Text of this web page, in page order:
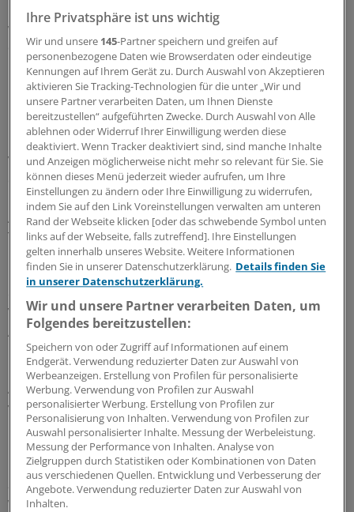
prozentuale Abstände zu diesem Einstiegssgehalt. Das
wurde im Tarifvertrag aus 2013 so festgelegt. So beträgt
der prozentuale Sprung zur Tätigkeitsgruppe II 7,5
Prozent, der zur Tätigkeitsgruppe V immerhin 30
Prozent und zur Tätigkeitsgruppe VI 50 Prozent.
Die Tarifgespräche wurden nun auf den 13. April vertagt.
Carmen Gandila, Ressortleiterin Tarifpolitik und
Vizepräsidentin beim VmF, ist optimistisch, dass man
dann zu einer Einigung kommt. Der Verband sei der AAA
bereits um einiges entgegen gekommen. Das neue
Angebot stehe bei 6,5 Prozent plus auf die
Tätigkeitsgruppe I in allen Berufsjahren.
Das entspricht laut Gandila beim Einstiegsgehalt dann
Verhandlungsbereitschaft signalisiert.Bei der
Altersvorsorge zeigt sich die AAA offenÄhnliches ist von
Rosemarie Bristrup zu hören. Der VmF hatte nämlich
ursprünglich außerdem eine Erhöhung des
Arbeitgeberzuschusses zur betrieblichen Altersvorsorge
von 15 Euro monatlich für Vollzeitbeschäftigte gefordert.
Beim Thema Altersvorsorge sei man durchaus offen.
Hier leisten die Praxischefs aber auch schon einiges: Seit
2011 zahlten sie 66 Euro im Monat für Vollzeitkräfte,
wenn die MFA auf die vermögenswirksamen Leistungen
Ihre Privatsphäre ist uns wichtig
Wir und unsere 145-Partner speichern und greifen auf
personenbezogene Daten wie Browserdaten oder eindeutige
Kennungen auf Ihrem Gerät zu. Durch Auswahl von Akzeptieren
aktivieren Sie Tracking-Technologien für die unter „Wir und
unsere Partner verarbeiten Daten, um Ihnen Dienste
bereitzustellen“ aufgeführten Zwecke. Durch Auswahl von Alle
ablehnen oder Widerruf Ihrer Einwilligung werden diese
deaktiviert. Wenn Tracker deaktiviert sind, sind manche Inhalte
und Anzeigen möglicherweise nicht mehr so relevant für Sie. Sie
können dieses Menü jederzeit wieder aufrufen, um Ihre
Einstellungen zu ändern oder Ihre Einwilligung zu widerrufen,
indem Sie auf den Link Voreinstellungen verwalten am unteren
Rand der Webseite klicken [oder das schwebende Symbol unten
links auf der Webseite, falls zutreffend]. Ihre Einstellungen
gelten innerhalb unseres Website. Weitere Informationen
finden Sie in unserer Datenschutzerklärung. Details finden Sie
in unserer Datenschutzerklärung.
Wir und unsere Partner verarbeiten Daten, um
Folgendes bereitzustellen:
Speichern von oder Zugriff auf Informationen auf einem
Endgerät. Verwendung reduzierter Daten zur Auswahl von
Werbeanzeigen. Erstellung von Profilen für personalisierte
Werbung. Verwendung von Profilen zur Auswahl
personalisierter Werbung. Erstellung von Profilen zur
Personalisierung von Inhalten. Verwendung von Profilen zur
Auswahl personalisierter Inhalte. Messung der Werbeleistung.
Messung der Performance von Inhalten. Analyse von
Zielgruppen durch Statistiken oder Kombinationen von Daten
aus verschiedenen Quellen. Entwicklung und Verbesserung der
Angebote. Verwendung reduzierter Daten zur Auswahl von
Inhalten.